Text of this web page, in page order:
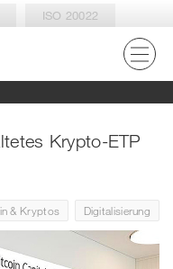
ISO 20022
Krypto-ETP
& Kryptos Digitalisierung